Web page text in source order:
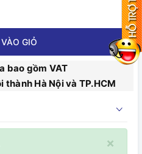
GIỎ
bao gồm VAT
Hà Nội và TP.HCM
×